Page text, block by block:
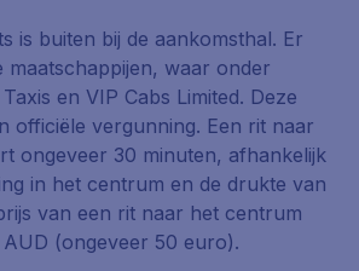
is buiten bij de aankomsthal. Er
maatschappijen, waar onder
en VIP Cabs Limited. Deze
officiële vergunning. Een rit naar
ongeveer 30 minuten, afhankelijk
in het centrum en de drukte van
van een rit naar het centrum
(ongeveer 50 euro).